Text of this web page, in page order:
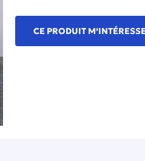
CE PRODUIT